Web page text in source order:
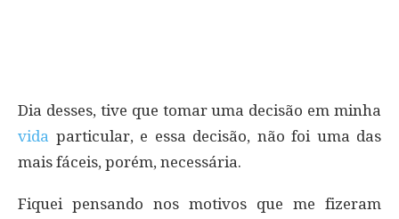
Dia desses, tive que tomar uma decisão em minha
vida particular, e essa decisão, não foi uma das
mais fáceis, porém, necessária.
Fiquei pensando nos motivos que me fizeram